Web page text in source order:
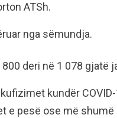
ATSh.
nga sëmundja.
deri në 1 078 gjatë
kundër
e pesë ose më